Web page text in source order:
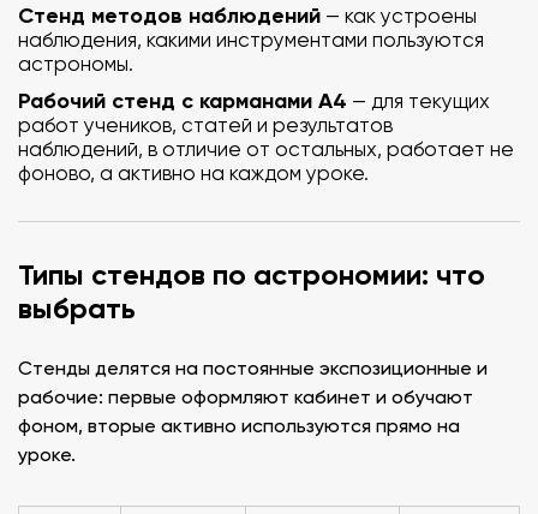
Стенд методов наблюдений — как устроены
наблюдения, какими инструментами пользуются
астрономы.
Рабочий стенд с карманами А4 — для текущих
работ учеников, статей и результатов
наблюдений, в отличие от остальных, работает не
фоново, а активно на каждом уроке.
Типы стендов по астрономии: что
выбрать
Стенды делятся на постоянные экспозиционные и
рабочие: первые оформляют кабинет и обучают
фоном, вторые активно используются прямо на
уроке.